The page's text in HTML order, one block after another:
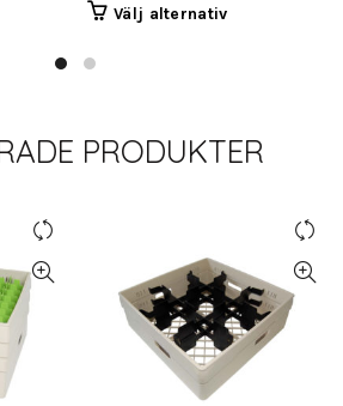
Välj alternativDen
varianter.
alternativen
väljas
på
produktsidan
PRODUKTER